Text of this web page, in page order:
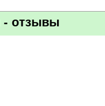
- отзывы